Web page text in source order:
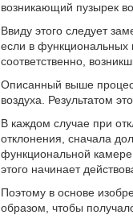
возникающий пузырек
Ввиду этого следует
если в функциональных
соответственно,
Описанный выше
воздуха. Результатом
В каждом случае при
отклонения, сначала
функциональной
этого начинает
Поэтому в основе
образом, чтобы